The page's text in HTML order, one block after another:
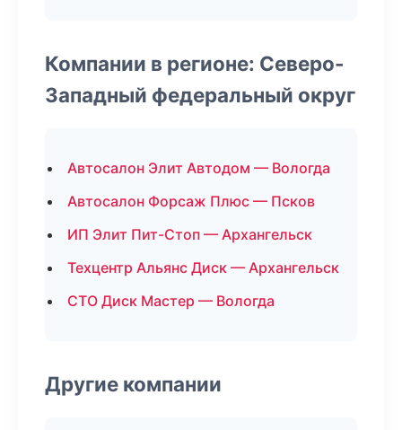
Компании в регионе: Северо-
Западный федеральный округ
Автосалон Элит Автодом — Вологда
Автосалон Форсаж Плюс — Псков
ИП Элит Пит-Стоп — Архангельск
Техцентр Альянс Диск — Архангельск
СТО Диск Мастер — Вологда
Другие компании